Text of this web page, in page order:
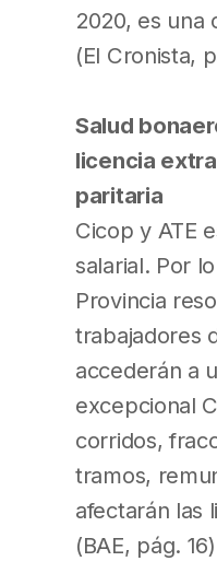
2020, es una
(El Cronista,
Salud
licencia
paritaria
Cicop y ATE
salarial. Por
Provincia
trabajadores
accederán a
excepcional
corridos,
tramos,
afectarán las
(BAE, pág. 16)